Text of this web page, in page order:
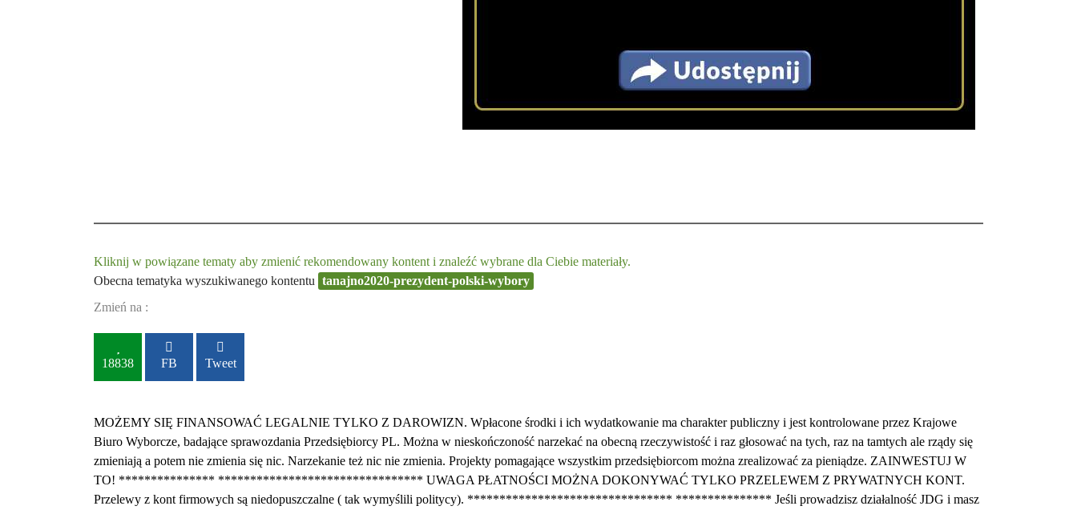
Kliknij w powiązane tematy aby zmienić rekomendowany kontent i znaleźć wybrane dla Ciebie materiały.
Obecna tematyka wyszukiwanego kontentu tanajno2020-prezydent-polski-wybory
Zmień na :
18838 FB Tweet
MOŻEMY SIĘ FINANSOWAĆ LEGALNIE TYLKO Z DAROWIZN. Wpłacone środki i ich wydatkowanie ma charakter publiczny i jest kontrolowane przez Krajowe
Biuro Wyborcze, badające sprawozdania Przedsiębiorcy PL. Można w nieskończoność narzekać na obecną rzeczywistość i raz głosować na tych, raz na tamtych ale rządy się
zmieniają a potem nie zmienia się nic. Narzekanie też nic nie zmienia. Projekty pomagające wszystkim przedsiębiorcom można zrealizować za pieniądze. ZAINWESTUJ W
TO! *************** ******************************** UWAGA PŁATNOŚCI MOŻNA DOKONYWAĆ TYLKO PRZELEWEM Z PRYWATNYCH KONT.
Przelewy z kont firmowych są niedopuszczalne ( tak wymyślili politycy). ******************************** *************** Jeśli prowadzisz działalność JDG i masz